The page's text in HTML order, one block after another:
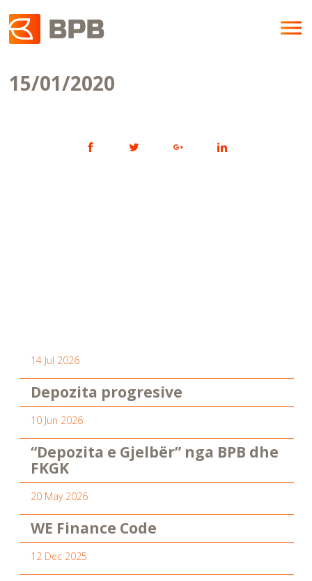
15/01/2020
14 Jul 2026
Depozita progresive
10 Jun 2026
“Depozita e Gjelbër” nga BPB dhe
FKGK
20 May 2026
WE Finance Code
12 Dec 2025